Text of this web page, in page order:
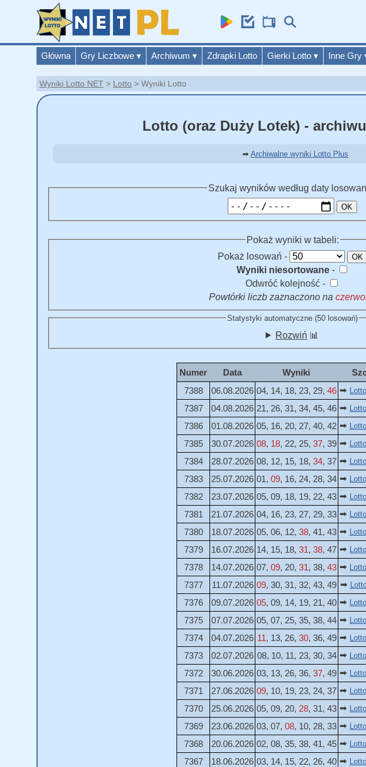
Główna Gry Liczbowe ▾ Archiwum ▾ Zdrapki Lotto Gierki Lotto ▾ Inne Gry
Wyniki Lotto NET Lotto Wyniki Lotto
Lotto (oraz Duży Lotek) -
➡ Archiwalne wyniki Lotto Plus
Szukaj wyników według daty
OK
Pokaż wyniki w tabeli:
Pokaż losowań -
OK
Wyniki niesortowane-
Odwróć kolejność -
Powtórki liczb zaznaczono na
Statystyki automatyczne (50 losowań)
Rozwiń 📊
Numer Data Wyniki
7388
06.08.2026 04, 14, 18, 23, 29, 46 ➡
7387 04.08.2026 21, 26, 31, 34, 45, 46 ➡
7386 01.08.2026 05, 16, 20, 27, 40, 42 ➡
7385 30.07.2026 08, 18, 22, 25, 37, 39 ➡
7384 28.07.2026 08, 12, 15, 18, 34, 37 ➡
7383 25.07.2026 01, 09, 16, 24, 28, 34 ➡
7382 23.07.2026 05, 09, 18, 19, 22, 43 ➡
7381 21.07.2026 04, 16, 23, 27, 29, 33 ➡
7380 18.07.2026 05, 06, 12, 38, 41, 43 ➡
7379 16.07.2026 14, 15, 18, 31, 38, 47 ➡
7378 14.07.2026 07, 09, 20, 31, 38, 43 ➡
7377 11.07.2026 09, 30, 31, 32, 43, 49 ➡
7376 09.07.2026 05, 09, 14, 19, 21, 40 ➡
7375 07.07.2026 05, 07, 25, 35, 38, 44 ➡
7374 04.07.2026 11, 13, 26, 30, 36, 49 ➡
7373 02.07.2026 08, 10, 11, 23, 30, 34 ➡
7372 30.06.2026 03, 13, 26, 36, 37, 49 ➡
7371 27.06.2026 09, 10, 19, 23, 24, 37 ➡
7370 25.06.2026 05, 09, 20, 28, 31, 43 ➡
7369 23.06.2026 03, 07, 08, 10, 28, 33 ➡
7368 20.06.2026 02, 08, 35, 38, 41, 45 ➡
7367 18.06.2026 03, 14, 15, 22, 26, 40 ➡